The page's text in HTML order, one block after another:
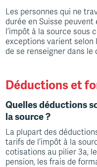
Les personnes qui ne
durée en Suisse
l’impôt à la source sous
exceptions varient
de se renseigner dans
Déductions et
Quelles déductions
la source ?
La plupart des
tarifs de l’impôt à la
cotisations au pilier 3a,
pension, les frais de